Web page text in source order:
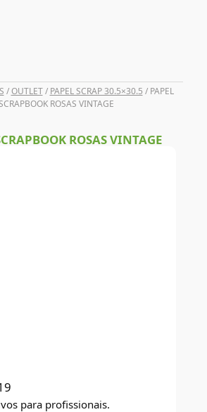
/OUTLET/ PAPEL SCRAP 30.5×30.5 / PAPEL
ROSAS VINTAGE
ROSAS VINTAGE
para profissionais.